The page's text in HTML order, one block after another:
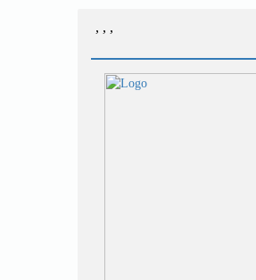
, , ,